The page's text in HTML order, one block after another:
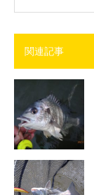
関連記事